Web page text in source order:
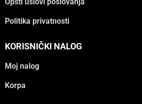
Politika privatnosti
KORISNIČKI NALOG
Moj nalog
Korpa